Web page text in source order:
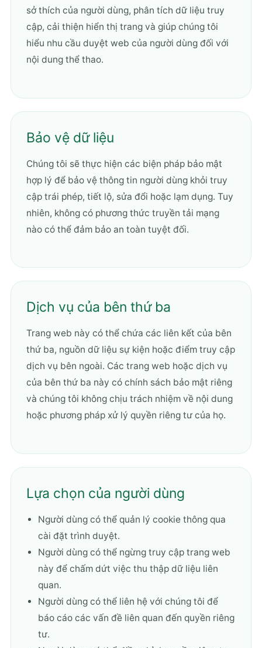
sở thích của người dùng, phân tích dữ liệu truy
cập, cải thiện hiển thị trang và giúp chúng tôi
hiểu nhu cầu duyệt web của người dùng đối với
nội dung thể thao.
Bảo vệ dữ liệu
Chúng tôi sẽ thực hiện các biện pháp bảo mật
hợp lý để bảo vệ thông tin người dùng khỏi truy
cập trái phép, tiết lộ, sửa đổi hoặc lạm dụng. Tuy
nhiên, không có phương thức truyền tải mạng
nào có thể đảm bảo an toàn tuyệt đối.
Dịch vụ của bên thứ ba
Trang web này có thể chứa các liên kết của bên
thứ ba, nguồn dữ liệu sự kiện hoặc điểm truy cập
dịch vụ bên ngoài. Các trang web hoặc dịch vụ
của bên thứ ba này có chính sách bảo mật riêng
và chúng tôi không chịu trách nhiệm về nội dung
hoặc phương pháp xử lý quyền riêng tư của họ.
Lựa chọn của người dùng
Người dùng có thể quản lý cookie thông qua
cài đặt trình duyệt.
Người dùng có thể ngừng truy cập trang web
này để chấm dứt việc thu thập dữ liệu liên
quan.
Người dùng có thể liên hệ với chúng tôi để
báo cáo các vấn đề liên quan đến quyền riêng
tư.